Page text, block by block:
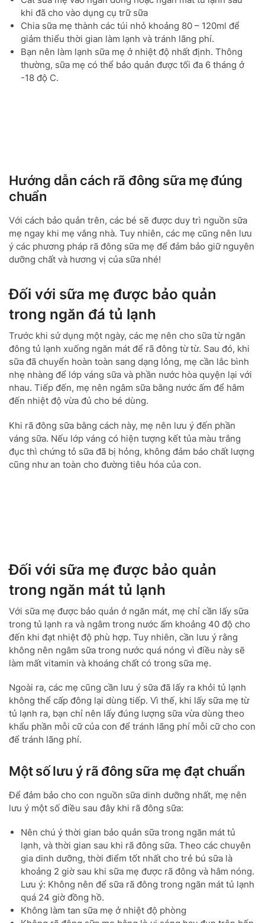
khi đã cho vào dụng cụ trữ sữa
Chia sữa mẹ thành các túi nhỏ khoảng 80 – 120ml để
giảm thiểu thời gian làm lạnh và tránh lãng phí.
Bạn nên làm lạnh sữa mẹ ở nhiệt độ nhất định. Thông
thường, sữa mẹ có thể bảo quản được tối đa 6 tháng ở
-18 độ C.
Hướng dẫn cách rã đông sữa mẹ đúng
chuẩn
Với cách bảo quản trên, các bé sẽ được duy trì nguồn sữa
mẹ ngay khi mẹ vắng nhà. Tuy nhiên, các mẹ cũng nên lưu
ý các phương pháp rã đông sữa mẹ để đảm bảo giữ nguyên
dưỡng chất và hương vị của sữa nhé!
Đối với sữa mẹ được bảo quản
trong ngăn đá tủ lạnh
Trước khi sử dụng một ngày, các mẹ nên cho sữa từ ngăn
đông tủ lạnh xuống ngăn mát để rã đông từ từ. Sau đó, khi
sữa đã chuyển hoàn toàn sang dạng lỏng, mẹ cần lắc bình
nhẹ nhàng để lớp váng sữa và phần nước hòa quyện lại với
nhau. Tiếp đến, mẹ nên ngâm sữa bằng nước ấm để hâm
đến nhiệt độ vừa đủ cho bé dùng.
Khi rã đông sữa bằng cách này, mẹ nên lưu ý đến phần
váng sữa. Nếu lớp váng có hiện tượng kết tủa màu trắng
đục thì chứng tỏ sữa đã bị hỏng, không đảm bảo chất lượng
cũng như an toàn cho đường tiêu hóa của con.
Đối với sữa mẹ được bảo quản
trong ngăn mát tủ lạnh
Với sữa mẹ được bảo quản ở ngăn mát, mẹ chỉ cần lấy sữa
trong tủ lạnh ra và ngâm trong nước ấm khoảng 40 độ cho
đến khi đạt nhiệt độ phù hợp. Tuy nhiên, cần lưu ý rằng
không nên ngâm sữa trong nước quá nóng vì điều này sẽ
làm mất vitamin và khoáng chất có trong sữa mẹ.
Ngoài ra, các mẹ cũng cần lưu ý sữa đã lấy ra khỏi tủ lạnh
không thể cấp đông lại dùng tiếp. Vì thế, khi lấy sữa mẹ từ
tủ lạnh ra, bạn chỉ nên lấy đúng lượng sữa vừa dùng theo
khẩu phần mỗi cữ của con để tránh lãng phí mỗi cữ cho con
để tránh lãng phí.
Một số lưu ý rã đông sữa mẹ đạt chuẩn
Để đảm bảo cho con nguồn sữa dinh dưỡng nhất, mẹ nên
lưu ý một số điều sau đây khi rã đông sữa:
Nên chú ý thời gian bảo quản sữa trong ngăn mát tủ
lạnh, và thời gian sau khi rã đông sữa. Theo các chuyên
gia dinh dưỡng, thời điểm tốt nhất cho trẻ bú sữa là
khoảng 2 giờ sau khi sữa mẹ được rã đông và hâm nóng.
Lưu ý: Không nên để sữa rã đông trong ngăn mát tủ lạnh
quá 24 giờ đồng hồ.
Không làm tan sữa mẹ ở nhiệt độ phòng